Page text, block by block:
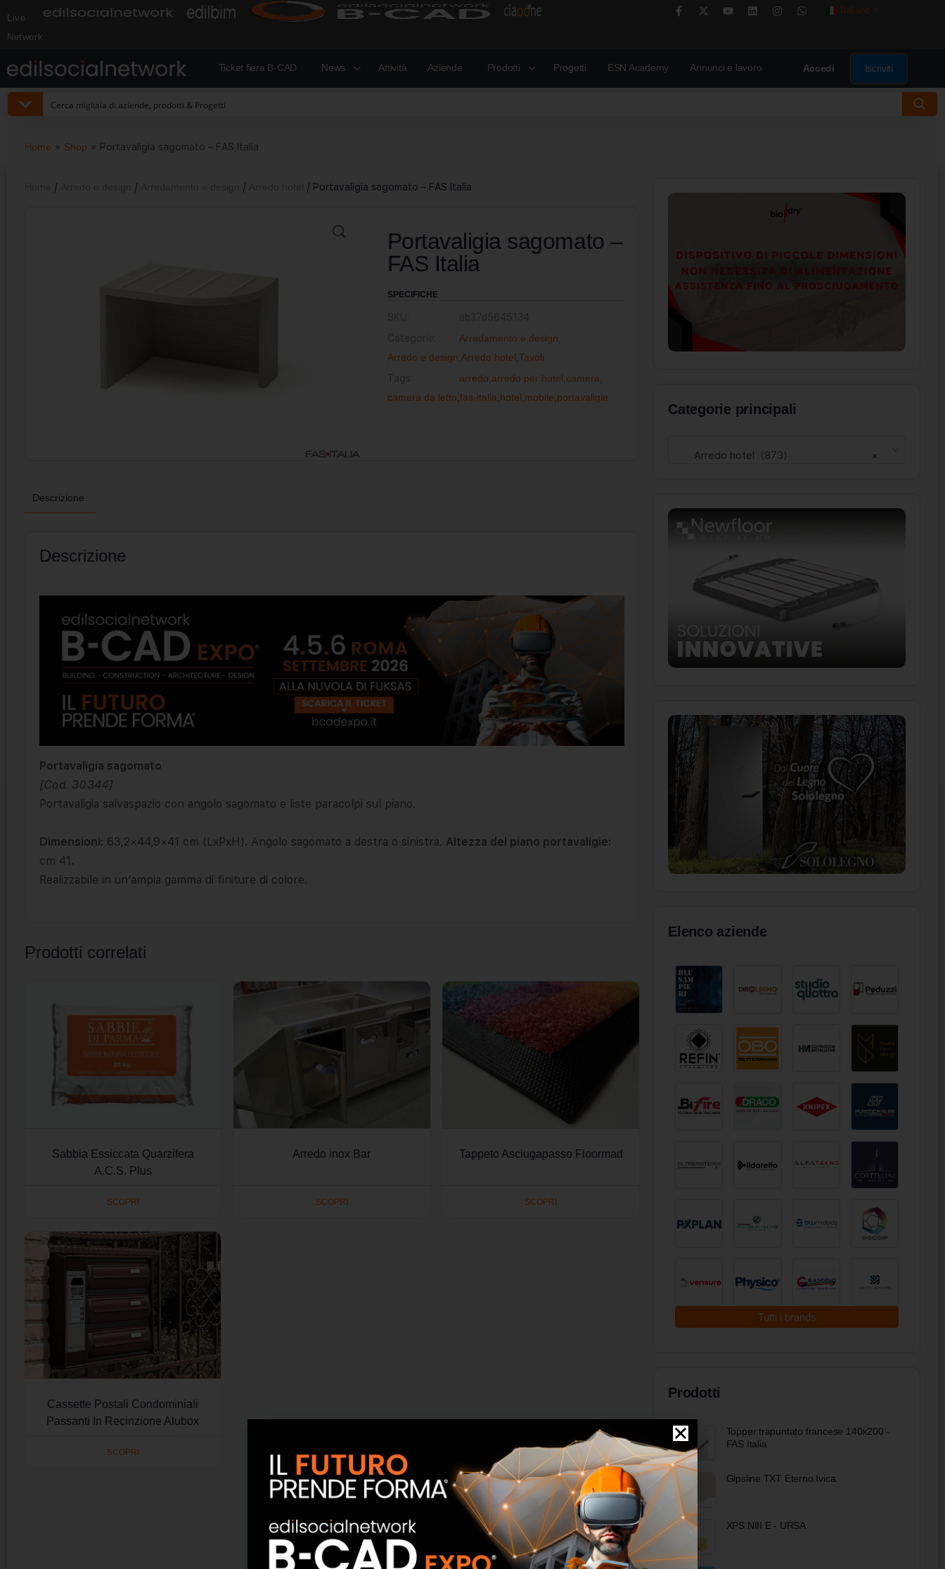
Live
Network
Italiano
Ticket fiera B-CAD News Attività Aziende Prodotti Progetti ESN Academy Annunci e lavoro Accedi Iscriviti
Home » Shop » Portavaligia sagomato – FAS Italia
/ / / / Portavaligia sagomato – FAS Italia
Portavaligia sagomato –
FAS Italia
SPECIFICHE
Arredamento e design
Arredo e design Arredo hotel Tavoli
arredo arredo per hotel camera
camera da letto fas-italia hotel mobile portavaligie
Descrizione
Descrizione
Portavaligia sagomato
[Cod. 30344]
Portavaligia salvaspazio con angolo sagomato e liste paracolpi sul piano.
Dimensioni: 63,2×44,9×41 cm (LxPxH). Angolo sagomato a destra o sinistra. Altezza del piano portavaligie:
cm 41.
Realizzabile in un’ampia gamma di finiture di colore.
Prodotti correlati
Sabbia Essiccata Quarzifera
A.C.S. Plus
SCOPRI
Arredo inox Bar
SCOPRI
Tappeto Asciugapasso Floormad
SCOPRI
Cassette Postali Condominiali
Passanti In Recinzione Alubox
SCOPRI
Categorie principali
×
Arredo hotel (873)
Elenco aziende
Tutti i brands
Prodotti
Topper trapuntato francese 140x200 -
FAS Italia
Gipsline TXT Eterno Ivica
XPS NIII E - URSA